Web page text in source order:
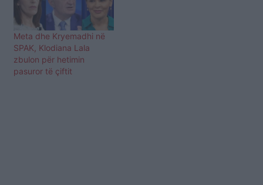
Meta dhe Kryemadhi në
SPAK, Klodiana Lala
zbulon për hetimin
pasuror të çiftit